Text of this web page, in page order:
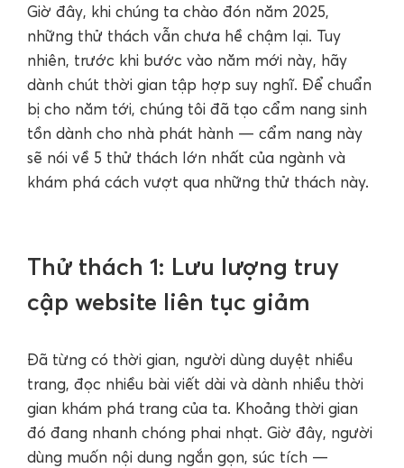
Giờ đây, khi chúng ta chào đón năm 2025,
những thử thách vẫn chưa hề chậm lại. Tuy
nhiên, trước khi bước vào năm mới này, hãy
dành chút thời gian tập hợp suy nghĩ. Để chuẩn
bị cho năm tới, chúng tôi đã tạo cẩm nang sinh
tồn dành cho nhà phát hành — cẩm nang này
sẽ nói về 5 thử thách lớn nhất của ngành và
khám phá cách vượt qua những thử thách này.
Thử thách 1: Lưu lượng truy
cập website liên tục giảm
Đã từng có thời gian, người dùng duyệt nhiều
trang, đọc nhiều bài viết dài và dành nhiều thời
gian khám phá trang của ta. Khoảng thời gian
đó đang nhanh chóng phai nhạt. Giờ đây, người
dùng muốn nội dung ngắn gọn, súc tích —